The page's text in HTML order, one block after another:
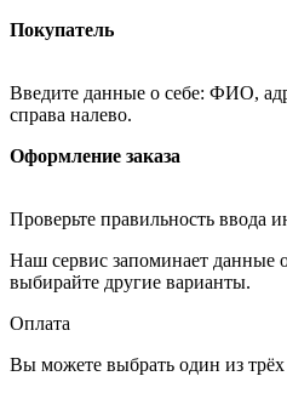
Покупатель
Введите данные о себе: ФИО,
справа налево.
Оформление заказа
Проверьте правильность ввода
Наш сервис запоминает данные
выбирайте другие варианты.
Оплата
Вы можете выбрать один из